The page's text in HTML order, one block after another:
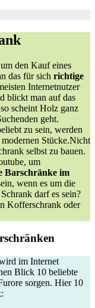
den Kauf eines
das für sich richtige
Internetnutzer
blickt man auf das
scheint Holz ganz
geht.
zu sein, werden
Stücke.Nicht
selbst zu bauen.
um
Barschränke im
wenn es um die
darf es sein?
Kofferschrank oder
im Internet
Blick 10 beliebte
sorgen. Hier 10